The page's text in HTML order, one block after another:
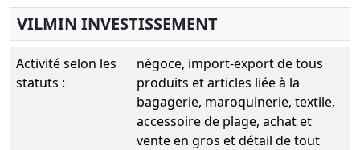
VILMIN INVESTISSEMENT
Activité selon les
statuts :
négoce, import-export de tous
produits et articles liée à la
bagagerie, maroquinerie, textile,
accessoire de plage, achat et
vente en gros et détail de tout